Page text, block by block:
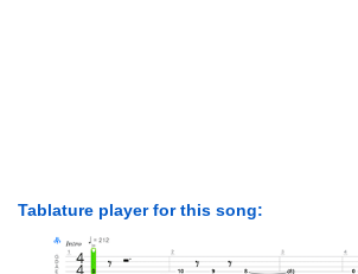
Tablature player for this song: